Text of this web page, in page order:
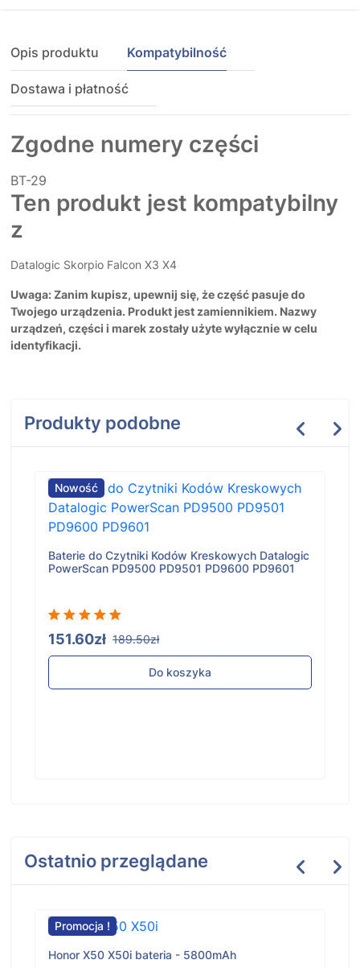
Opis produktu Kompatybilność
Dostawa i płatność
Zgodne numery części
BT-29
Ten produkt jest kompatybilny
z
Datalogic Skorpio Falcon X3 X4
Uwaga: Zanim kupisz, upewnij się, że część pasuje do
Twojego urządzenia. Produkt jest zamiennikiem. Nazwy
urządzeń, części i marek zostały użyte wyłącznie w celu
identyfikacji.
Produkty podobne
Nowość
Baterie do Czytniki Kodów Kreskowych Datalogic
PowerScan PD9500 PD9501 PD9600 PD9601
151.60zł 189.50zł
Do koszyka
Ostatnio przeglądane
Promocja !
Honor X50 X50i bateria - 5800mAh